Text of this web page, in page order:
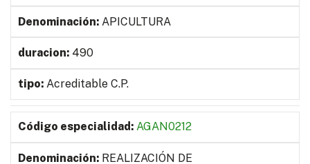
APICULTURA
490
Acreditable C.P.
AGAN0212
REALIZACIÓN DE